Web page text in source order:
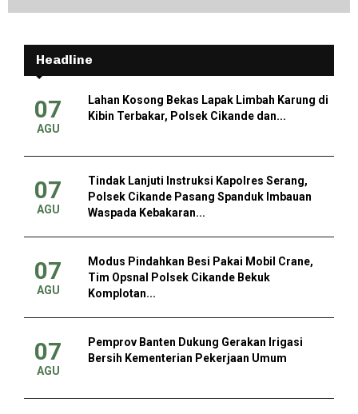
Headline
07
AGU
Lahan Kosong Bekas Lapak Limbah Karung di
Kibin Terbakar, Polsek Cikande dan...
07
AGU
Tindak Lanjuti Instruksi Kapolres Serang,
Polsek Cikande Pasang Spanduk Imbauan
Waspada Kebakaran...
07
AGU
Modus Pindahkan Besi Pakai Mobil Crane,
Tim Opsnal Polsek Cikande Bekuk
Komplotan...
07
AGU
Pemprov Banten Dukung Gerakan Irigasi
Bersih Kementerian Pekerjaan Umum